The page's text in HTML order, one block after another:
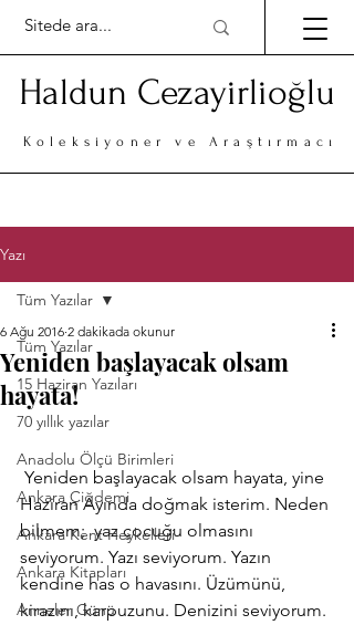
Haldun Cezayirlioğlu
Koleksiyoner ve Araştırmacı
Yazı
Tüm Yazılar
15 Haziran Yazıları
70 yıllık yazılar
Anadolu Ölçü Birimleri
Ankara Çiğdemi
Ankara Kent Heykelleri
Ankara Kitapları
Anneler Günü
Tüm Yazılar
Yeniden başlayacak olsam
hayata!
6 Ağu 2016 2 dakikada okunur
Haziran Ayında doğmak isterim. Neden
bilmem;  yaz çocuğu olmasını
seviyorum. Yazı seviyorum. Yazın
kendine has o havasını. Üzümünü,
kirazını, karpuzunu. Denizini seviyorum.